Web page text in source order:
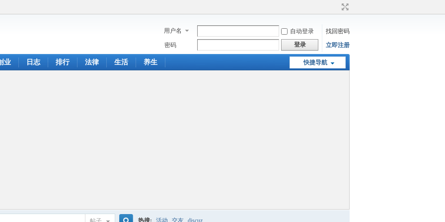
用户名 自动登录
找回密码
密码
登录 立即注册
快捷导航
业 日志 排行 法律 生活 养生
热搜: 活动 交友 discuz